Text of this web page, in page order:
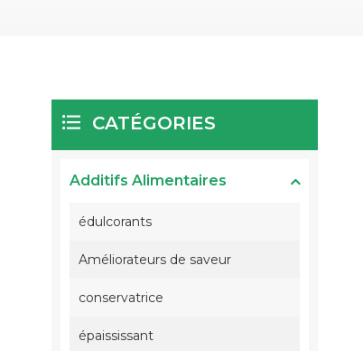
CATÉGORIES
Additifs Alimentaires
édulcorants
Améliorateurs de saveur
conservatrice
épaississant